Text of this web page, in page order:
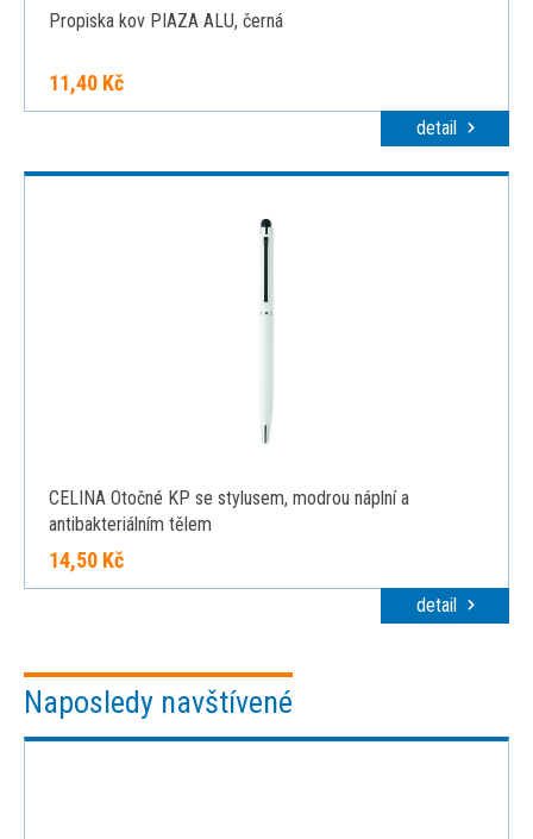
Propiska kov PIAZA ALU, černá
11,40 Kč
detail
CELINA Otočné KP se stylusem, modrou náplní a
antibakteriálním tělem
14,50 Kč
detail
Naposledy navštívené